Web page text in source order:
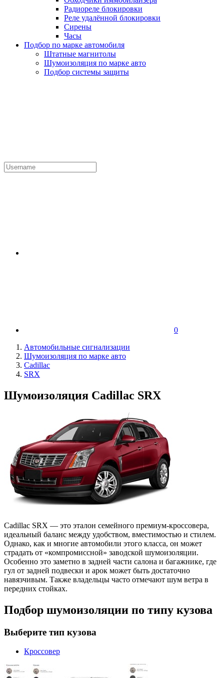
Радиореле блокировки
Реле удалённой блокировки
Сирены
Часы
Подбор по марке автомобиля
Штатные магнитолы
Шумоизоляция по марке авто
Подбор системы защиты
0
Автомобильные сигнализации
Шумоизоляция по марке авто
Cadillac
SRX
Шумоизоляция Cadillac SRX
Cadillac SRX — это эталон семейного премиум-кроссовера,
идеальный баланс между удобством, вместимостью и стилем.
Однако, как и многие автомобили этого класса, он может
страдать от «компромиссной» заводской шумоизоляции.
Особенно это заметно в задней части салона и багажнике, где
гул от задней подвески и арок может быть достаточно
навязчивым. Также владельцы часто отмечают шум ветра в
передних стойках.
Подбор шумоизоляции по типу кузова
Выберите тип кузова
Кроссовер